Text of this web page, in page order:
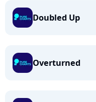
Doubled Up
Overturned